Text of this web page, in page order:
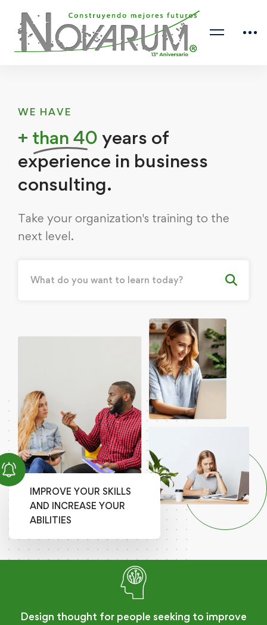
WE HAVE
+ than 40 years of
experience in business
consulting.
Take your organization's training to the
next level.
IMPROVE YOUR SKILLS
AND INCREASE YOUR
ABILITIES
Design thought for people seeking to improve